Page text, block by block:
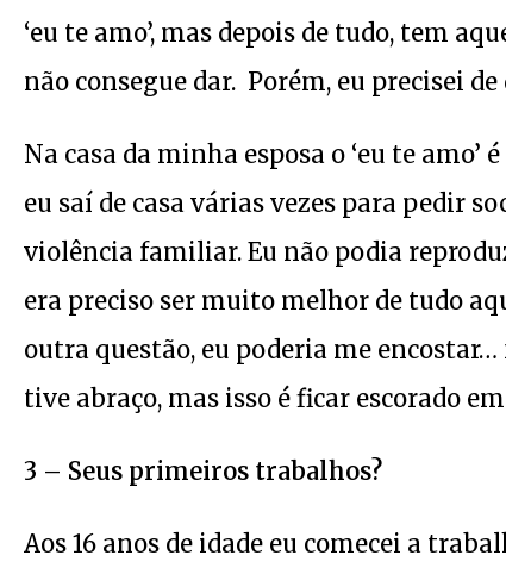
‘eu te amo’, mas depois de tudo, tem
não consegue dar. Porém, eu precisei
Na casa da minha esposa o ‘eu te
eu saí de casa várias vezes para pedir
violência familiar. Eu não podia
era preciso ser muito melhor de tudo
outra questão, eu poderia me
tive abraço, mas isso é ficar escorado
3 – Seus primeiros trabalhos?
Aos 16 anos de idade eu comecei a